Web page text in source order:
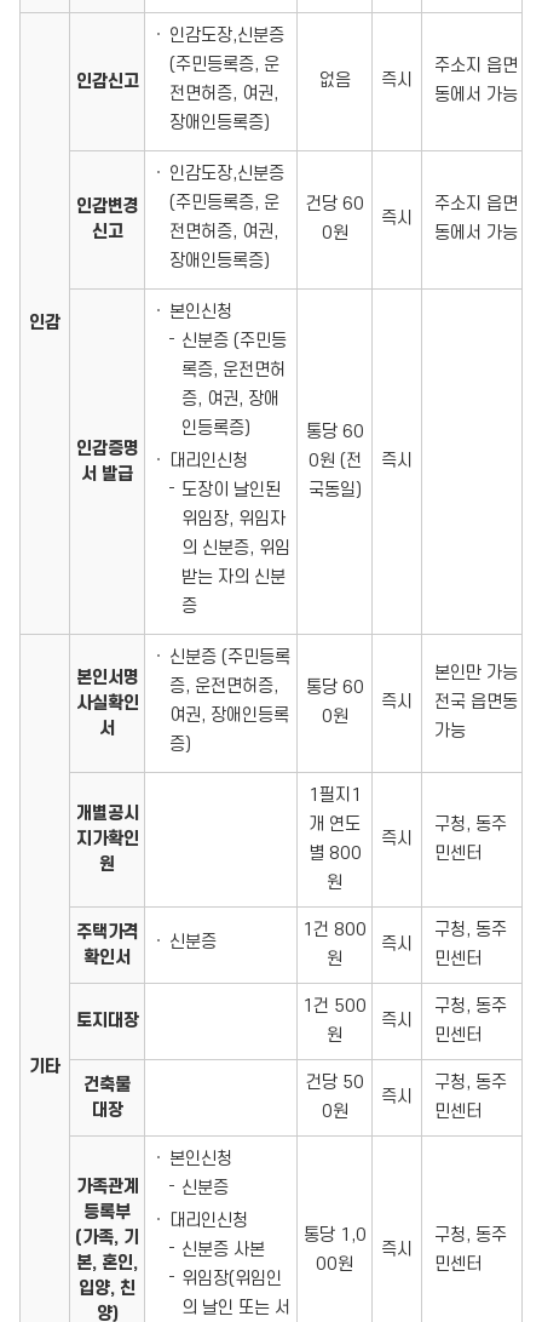
인감
인감신고
인감도장,신분증
(주민등록증, 운
전면허증, 여권,
장애인등록증)
없음 즉시
주소지 읍면
동에서 가능
인감변경
신고
인감도장,신분증
(주민등록증, 운
전면허증, 여권,
장애인등록증)
건당 60
0원
즉시
주소지 읍면
동에서 가능
인감증명
서 발급
본인신청
신분증 (주민등
록증, 운전면허
증, 여권, 장애
인등록증)
대리인신청
도장이 날인된
위임장, 위임자
의 신분증, 위임
받는 자의 신분
증
통당 60
0원 (전
국동일)
즉시
기타
본인서명
사실확인
서
신분증 (주민등록
증, 운전면허증,
여권, 장애인등록
증)
통당 60
0원
즉시
본인만 가능
전국 읍면동
가능
개별공시
지가확인
원
1필지1
개 연도
별 800
원
즉시
구청, 동주
민센터
주택가격
확인서
신분증
1건 800
원
즉시
구청, 동주
민센터
토지대장
1건 500
원
즉시
구청, 동주
민센터
건축물
대장
건당 50
0원
즉시
구청, 동주
민센터
가족관계
등록부
(가족, 기
본, 혼인,
입양, 친
양)
본인신청
신분증
대리인신청
신분증 사본
위임장(위임인
의 날인 또는 서
통당 1,0
00원
즉시
구청, 동주
민센터